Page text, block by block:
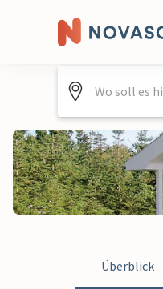
Überblick